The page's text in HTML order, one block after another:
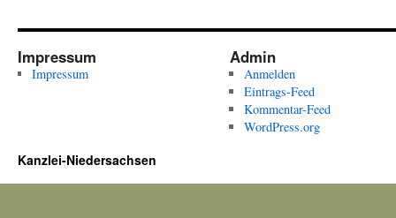
Impressum
Impressum
Admin
Anmelden
Eintrags-Feed
Kommentar-Feed
WordPress.org
Kanzlei-Niedersachsen